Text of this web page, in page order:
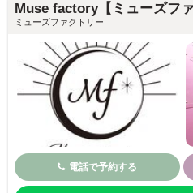
Muse factory【ミューズファ
ミューズファクトリー
電話で予約する